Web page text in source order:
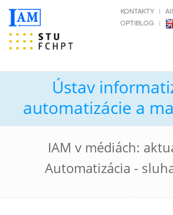
KONTAKTY
OPTIBLOG
Ústav
automatizácie a
IAM v médiách:
Automatizácia -